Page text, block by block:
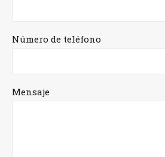
Número de teléfono
Mensaje